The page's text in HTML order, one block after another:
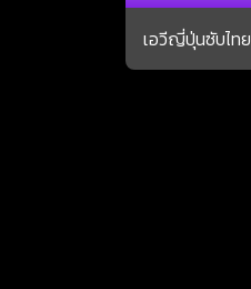
เอวีญี่ปุ่นซับไทย